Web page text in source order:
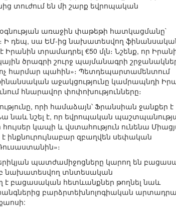
տուժում են մի շարք եվրոպական
օգնության առաջին փաթեթի հատկացմանը`
Ի դեպ, սա ԵՄ-ից նախատեսվող
տրամադրել €50 մլն։ Նշենք, որ
ծրագրի շուրջ պայմանագրի
հարմար պահին»։ Պետդեպարտամենտում
աջակցությունը կամրապնդի
հնարավոր փոփոխությունները։
որի համաձայն՝ Ֆրանսիան ջանքեր է
նշել է, որ եվրոպական
կապի և վստահություն ունենա
ինքնուրույնաբար զբաղվեն սեփական
պատժամիջոցները կարող են
նախատեսվող տնտեսական
է բացասական հետևանքներ թողնել նաև
բարձրտեխնոլոգիական